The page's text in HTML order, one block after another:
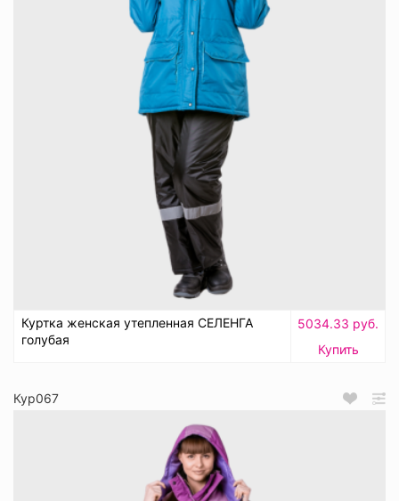
Куртка женская утепленная СЕЛЕНГА
голубая
5034.33 руб.
Купить
Кур067